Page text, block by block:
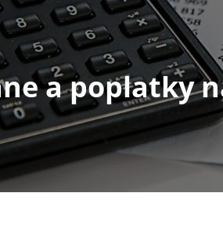
a poplatky